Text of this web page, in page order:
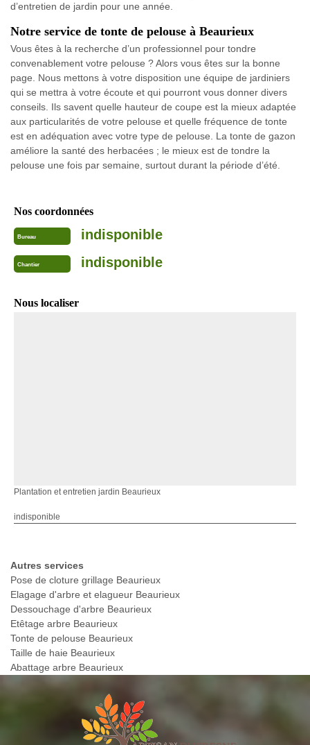
d’entretien de jardin pour une année.
Notre service de tonte de pelouse à Beaurieux
Vous êtes à la recherche d’un professionnel pour tondre
convenablement votre pelouse ? Alors vous êtes sur la bonne
page. Nous mettons à votre disposition une équipe de jardiniers
qui se mettra à votre écoute et qui pourront vous donner divers
conseils. Ils savent quelle hauteur de coupe est la mieux adaptée
aux particularités de votre pelouse et quelle fréquence de tonte
est en adéquation avec votre type de pelouse. La tonte de gazon
améliore la santé des herbacées ; le mieux est de tondre la
pelouse une fois par semaine, surtout durant la période d’été.
Nos coordonnées
Bureau indisponible
Chantier indisponible
Nous localiser
Plantation et entretien jardin Beaurieux
indisponible
Autres services
Pose de cloture grillage Beaurieux
Elagage d'arbre et elagueur Beaurieux
Dessouchage d'arbre Beaurieux
Etêtage arbre Beaurieux
Tonte de pelouse Beaurieux
Taille de haie Beaurieux
Abattage arbre Beaurieux